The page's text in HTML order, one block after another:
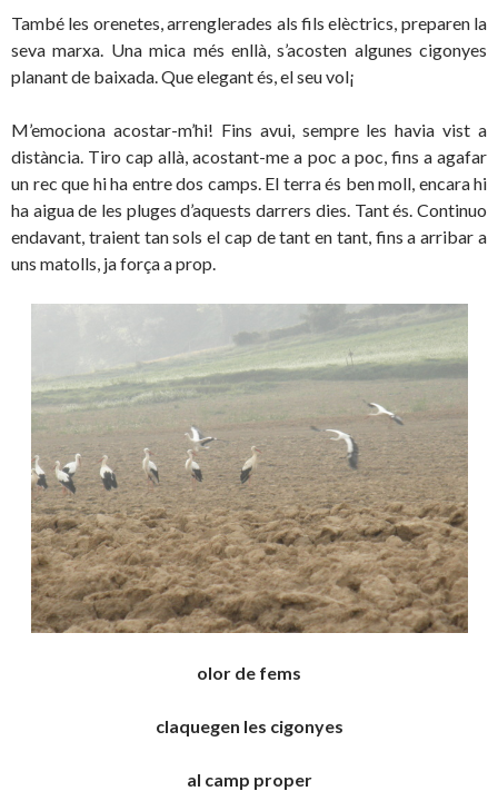
També les orenetes, arrenglerades als fils elèctrics, preparen la
seva marxa. Una mica més enllà, s’acosten algunes cigonyes
planant de baixada. Que elegant és, el seu vol¡
M’emociona acostar-m’hi! Fins avui, sempre les havia vist a
distància. Tiro cap allà, acostant-me a poc a poc, fins a agafar
un rec que hi ha entre dos camps. El terra és ben moll, encara hi
ha aigua de les pluges d’aquests darrers dies. Tant és. Continuo
endavant, traient tan sols el cap de tant en tant, fins a arribar a
uns matolls, ja força a prop.
olor de fems
claquegen les cigonyes
al camp proper